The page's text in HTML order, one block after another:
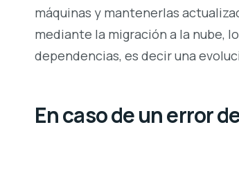
máquinas y mantenerlas
mediante la migración a la nube,
dependencias, es decir una
En caso de un error